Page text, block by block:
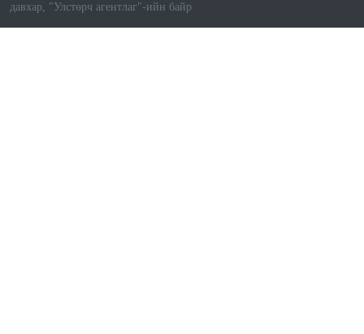
давхар, "Улстөрч агентлаг"-ийн байр